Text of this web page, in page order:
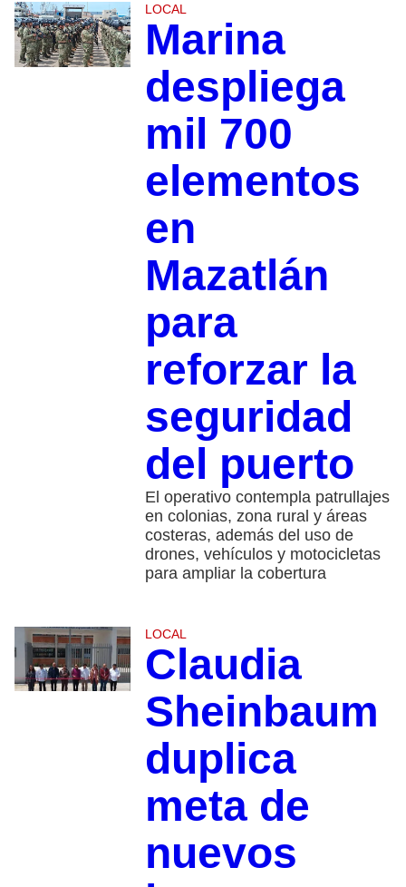
LOCAL
Marina
despliega
mil 700
elementos
en
Mazatlán
para
reforzar la
seguridad
del puerto
El operativo contempla patrullajes
en colonias, zona rural y áreas
costeras, además del uso de
drones, vehículos y motocicletas
para ampliar la cobertura
LOCAL
Claudia
Sheinbaum
duplica
meta de
nuevos